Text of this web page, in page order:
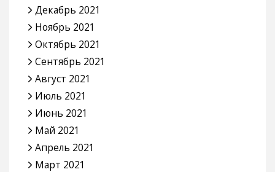
Декабрь 2021
Ноябрь 2021
Октябрь 2021
Сентябрь 2021
Август 2021
Июль 2021
Июнь 2021
Май 2021
Апрель 2021
Март 2021